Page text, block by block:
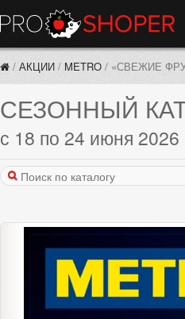
/ АКЦИИ / METRO / «СВЕЖИЕ
СЕЗОННЫЙ
с 18 по 24 июня 2026